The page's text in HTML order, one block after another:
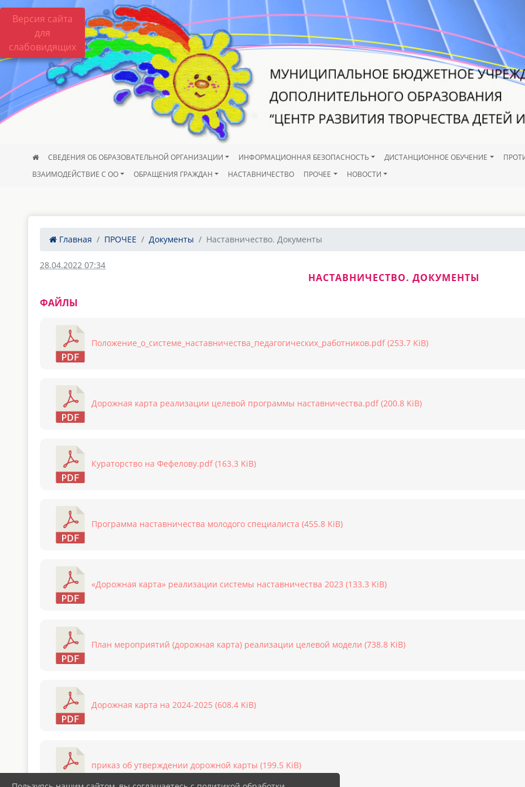
Версия сайта
для
слабовидящих
СВЕДЕНИЯ ОБ ОБРАЗОВАТЕЛЬНОЙ ОРГАНИЗАЦИИ ИНФОРМАЦИОННАЯ БЕЗОПАСНОСТЬ ДИСТАНЦИОННОЕ ОБУЧЕНИЕ
ВЗАИМОДЕЙСТВИЕ С ОО
ОБРАЩЕНИЯ ГРАЖДАН НАСТАВНИЧЕСТВО ПРОЧЕЕ НОВОСТИ
Главная ПРОЧЕЕ Документы Наставничество. Документы
28.04.2022 07:34
НАСТАВНИЧЕСТВО. ДОКУМЕНТЫ
ФАЙЛЫ
Положение_о_системе_наставничества_педагогических_работников.pdf (253.7 KiB)
Дорожная карта реализации целевой программы наставничества.pdf (200.8 KiB)
Кураторство на Фефелову.pdf (163.3 KiB)
Программа наставничества молодого специалиста (455.8 KiB)
«Дорожная карта» реализации системы наставничества 2023 (133.3 KiB)
План мероприятий (дорожная карта) реализации целевой модели (738.8 KiB)
Дорожная карта на 2024-2025 (608.4 KiB)
приказ об утверждении дорожной карты (199.5 KiB)